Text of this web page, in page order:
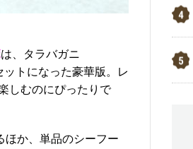
は、タラバガニ
トになった豪華版。レ
しむのにぴったりで
ほか、単品のシーフー